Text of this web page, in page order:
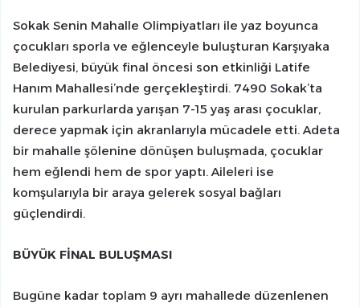
Sokak Senin Mahalle Olimpiyatları ile yaz boyunca
çocukları sporla ve eğlenceyle buluşturan Karşıyaka
Belediyesi, büyük final öncesi son etkinliği Latife
Hanım Mahallesi’nde gerçekleştirdi. 7490 Sokak’ta
kurulan parkurlarda yarışan 7-15 yaş arası çocuklar,
derece yapmak için akranlarıyla mücadele etti. Adeta
bir mahalle şölenine dönüşen buluşmada, çocuklar
hem eğlendi hem de spor yaptı. Aileleri ise
komşularıyla bir araya gelerek sosyal bağları
güçlendirdi.
BÜYÜK FİNAL BULUŞMASI
Bugüne kadar toplam 9 ayrı mahallede düzenlenen